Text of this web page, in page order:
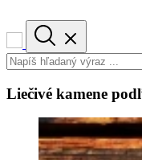
Liečivé kamene